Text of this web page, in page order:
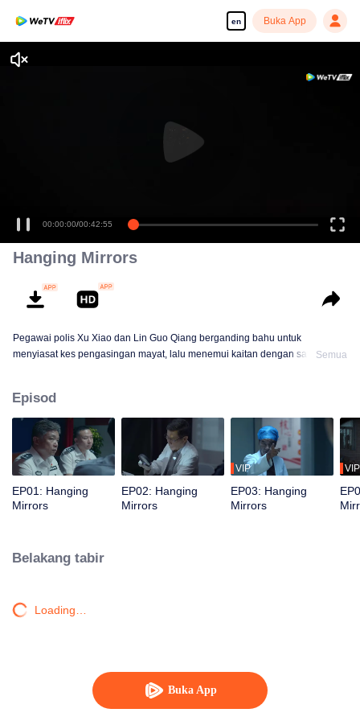
en Buka App
Buka App
00:00:00/00:42:55
Hanging Mirrors
Pegawai polis Xu Xiao dan Lin Guo Qiang berganding bahu untuk
menyiasat kes pengasingan mayat, lalu menemui kaitan dengan satu ritual
Semua
Episod
EP01: Hanging
Mirrors
EP02: Hanging
Mirrors
VIP
EP03: Hanging
Mirrors
VIP
Belakang tabir
Loading…